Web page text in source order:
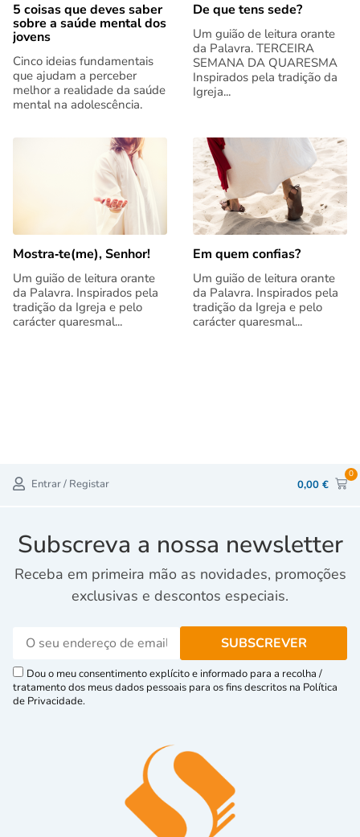
5 coisas que deves saber
sobre a saúde mental dos
jovens
Cinco ideias fundamentais
que ajudam a perceber
melhor a realidade da saúde
mental na adolescência.
De que tens sede?
Um guião de leitura orante
da Palavra. TERCEIRA
SEMANA DA QUARESMA
Inspirados pela tradição da
Igreja...
Mostra‑te(me), Senhor!
Um guião de leitura orante
da Palavra. Inspirados pela
tradição da Igreja e pelo
carácter quaresmal...
Em quem confias?
Um guião de leitura orante
da Palavra. Inspirados pela
tradição da Igreja e pelo
carácter quaresmal...
Entrar / Registar 0,00 €
0
Subscreva a nossa newsletter
Receba em primeira mão as novidades, promoções
exclusivas e descontos especiais.
Dou o meu consentimento explícito e informado para a recolha /
tratamento dos meus dados pessoais para os fins descritos na Política
de Privacidade.